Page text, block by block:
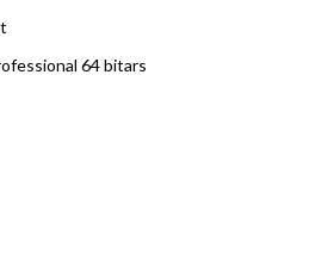
64 bitars